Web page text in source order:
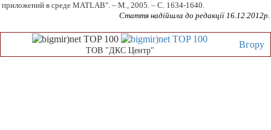
приложений в среде MATLAB". – М., 2005. – С. 1634-1640.
Стаття надійшла до редакції 16.12.2012р.
Вгору
ТОВ "ДКС Центр"